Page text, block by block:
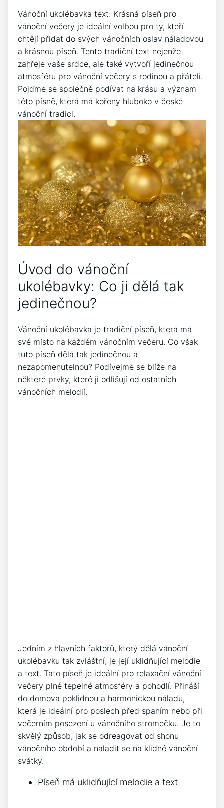
Vánoční ⁣ukolébavka text: Krásná‌ píseň pro
vánoční večery je ideální volbou pro ty, kteří
chtějí přidat do svých vánočních ‍oslav ⁣náladovou
a krásnou píseň. Tento⁤ tradiční text nejenže
zahřeje​ vaše srdce, ale také vytvoří jedinečnou
atmosféru⁤ pro vánoční ‌večery ​s ⁣rodinou a přáteli.
Pojďme se ​společně⁣ podívat na krásu a ‌význam
této písně, která má kořeny hluboko⁣ v české ​
vánoční tradici.
Úvod ⁣do vánoční
ukolébavky: Co ji dělá tak
jedinečnou?
Vánoční ukolébavka je tradiční⁣ píseň, která má
své místo na každém ‍vánočním večeru. Co‌ však
tuto​ píseň⁣ dělá tak jedinečnou a
nezapomenutelnou? Podívejme se blíže na
⁣některé prvky, které ji odlišují od ostatních
vánočních⁣ melodií.
Jedním z hlavních ​faktorů, který dělá ‌vánoční
ukolébavku tak zvláštní, je její uklidňující melodie
a text. Tato píseň je‍ ideální pro relaxační vánoční
⁣večery plné tepelné atmosféry ⁣a pohodlí. Přináší
‍do domova poklidnou ‌a harmonickou ⁣náladu,⁤
která je ideální ⁣pro poslech​ před‍ spaním nebo při⁤
večerním⁤ posezení u vánočního stromečku. Je to
skvělý způsob,‌ jak se odreagovat od ⁢shonu
vánočního období a naladit se ‍na klidné vánoční
⁤svátky.
Píseň má uklidňující melodie a text